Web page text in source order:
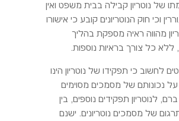
של נוטריון קבילה בבית משפט ואין
וכי חוק הנוטריונים קובע כי אישורו
מהווה ראיה מספקת בהליך
ללא כל צורך בראיות נוספות.
לחשוב כי תפקידו של נוטריון הינו
נכונותם של מסמכים מסוימים
לנוטריון תפקידים נוספים, בין
של מסמכים נוטריונים. ישנם